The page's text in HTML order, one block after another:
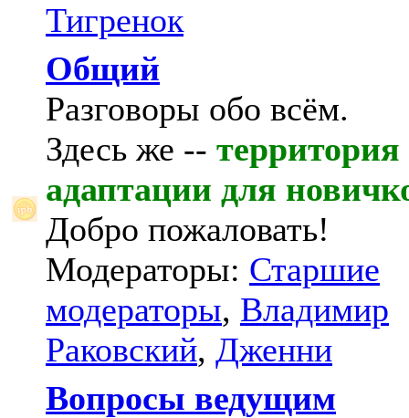
Тигренок
Общий
Разговоры обо всём.
Здесь же -- территория
адаптации для
Добро пожаловать!
Модераторы: Старшие
модераторы, Владимир
Раковский, Дженни
Вопросы ведущим